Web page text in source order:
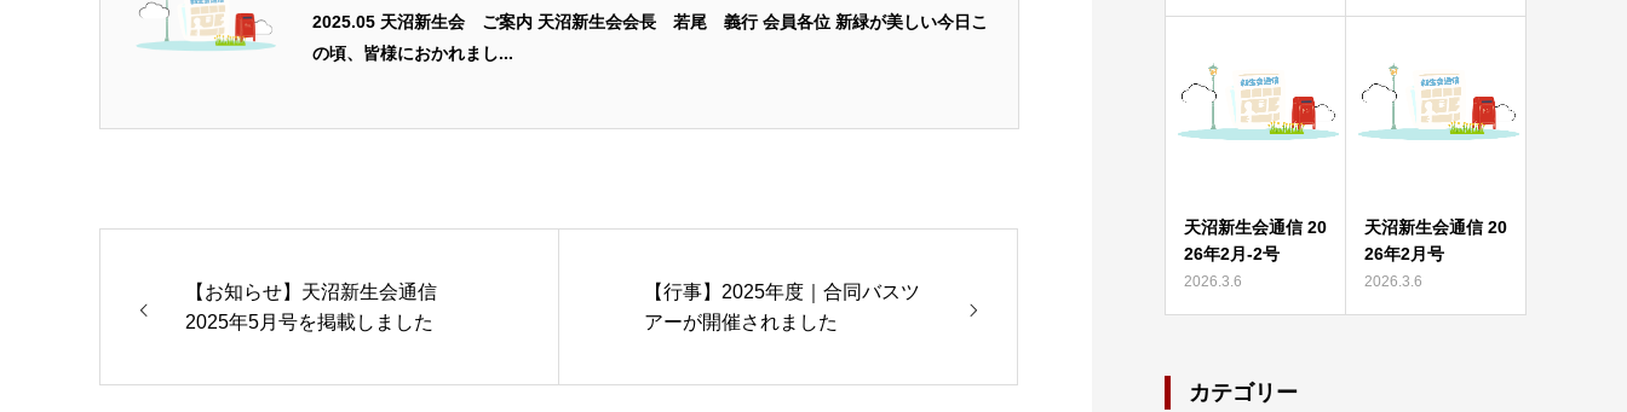
2025.05 天沼新生会 ご案内 天沼新生会会長 若尾 義行 会員各位 新緑が美しい今日こ
の頃、皆様におかれまし...
【お知らせ】天沼新生会通信
2025年5月号を掲載しました
【行事】2025年度｜合同バスツ
アーが開催されました
天沼新生会通信 20
26年2月-2号
2026.3.6
天沼新生会通信 20
26年2月号
2026.3.6
カテゴリー